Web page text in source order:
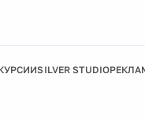
SILVER STUDIO